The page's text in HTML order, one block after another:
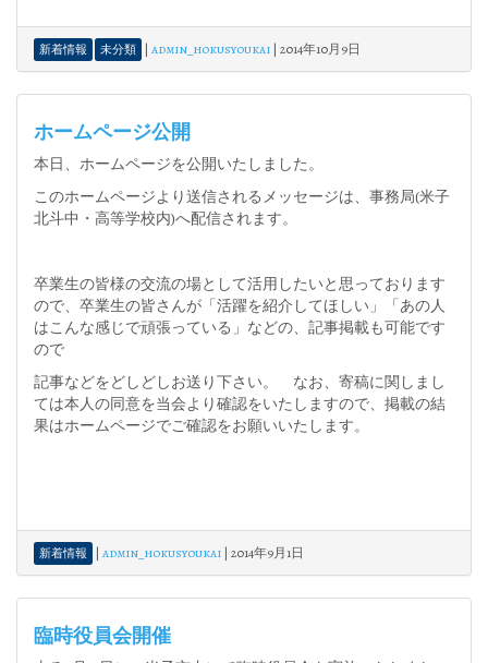
新着情報 未分類 | admin_hokusyoukai | 2014年10月9日
ホームページ公開
本日、ホームページを公開いたしました。
このホームページより送信されるメッセージは、事務局(米子
北斗中・高等学校内)へ配信されます。
卒業生の皆様の交流の場として活用したいと思っております
ので、卒業生の皆さんが「活躍を紹介してほしい」「あの人
はこんな感じで頑張っている」などの、記事掲載も可能です
ので
記事などをどしどしお送り下さい。 なお、寄稿に関しまし
ては本人の同意を当会より確認をいたしますので、掲載の結
果はホームページでご確認をお願いいたします。
新着情報 | admin_hokusyoukai | 2014年9月1日
臨時役員会開催